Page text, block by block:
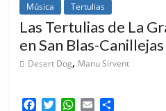
Música Tertulias
Las Tertulias de La
en San Blas-Canillejas
Desert Dog, Manu Sirvent
W